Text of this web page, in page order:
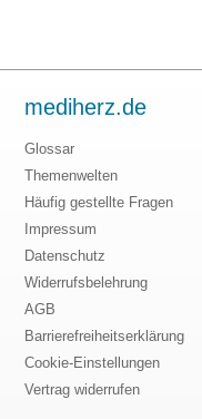
mediherz.de
Glossar
Themenwelten
Häufig gestellte Fragen
Impressum
Datenschutz
Widerrufsbelehrung
AGB
Barrierefreiheitserklärung
Cookie-Einstellungen
Vertrag widerrufen